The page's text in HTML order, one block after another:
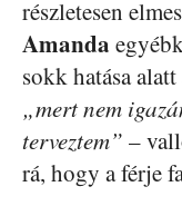
részletesen
Amanda
sokk hatása
„mert nem
terveztem” –
rá, hogy a férje